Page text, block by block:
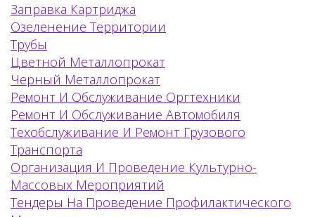
Заправка Картриджа
Озеленение Территории
Трубы
Цветной Металлопрокат
Черный Металлопрокат
Ремонт И Обслуживание Оргтехники
Ремонт И Обслуживание Автомобиля
Техобслуживание И Ремонт Грузового
Транспорта
Организация И Проведение Культурно-
Массовых Мероприятий
Тендеры На Проведение Профилактического